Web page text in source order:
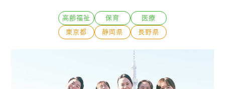
高齢福祉 保育 医療
東京都 静岡県 長野県